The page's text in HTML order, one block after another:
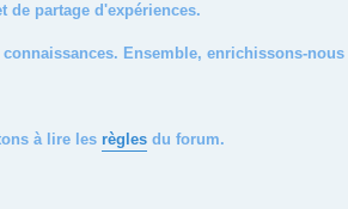
de partage d'expériences.
Ensemble, enrichissons-nous
à lire les règles du forum.